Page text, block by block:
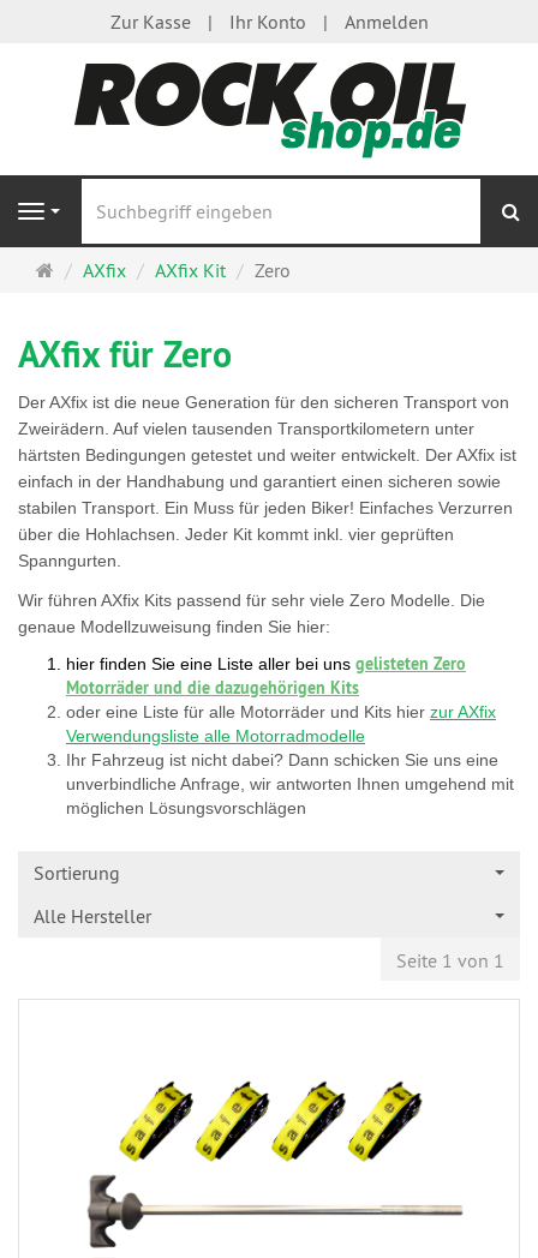
Zur Kasse Ihr Konto Anmelden
Navigation
Startseite
AXfix AXfix Kit Zero
AXfix für Zero
Der AXfix ist die neue Generation für den sicheren Transport von
Zweirädern. Auf vielen tausenden Transportkilometern unter
härtsten Bedingungen getestet und weiter entwickelt. Der AXfix ist
einfach in der Handhabung und garantiert einen sicheren sowie
stabilen Transport. Ein Muss für jeden Biker! Einfaches Verzurren
über die Hohlachsen. Jeder Kit kommt inkl. vier geprüften
Spanngurten.
Wir führen AXfix Kits passend für sehr viele Zero Modelle. Die
genaue Modellzuweisung finden Sie hier:
hier finden Sie eine Liste aller bei uns gelisteten Zero
Motorräder und die dazugehörigen Kits
oder eine Liste für alle Motorräder und Kits hier zur AXfix
Verwendungsliste alle Motorradmodelle
Ihr Fahrzeug ist nicht dabei? Dann schicken Sie uns eine
unverbindliche Anfrage, wir antworten Ihnen umgehend mit
möglichen Lösungsvorschlägen
Sortierung
Alle Hersteller
Seite 1 von 1